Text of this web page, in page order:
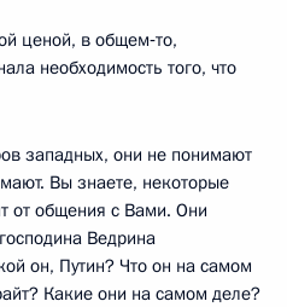
ценой, в общем‑то,
необходимость того, что
западных, они не понимают
Вы знаете, некоторые
от общения с Вами. Они
Ведрина
он, Путин? Что он на самом
Какие они на самом деле?